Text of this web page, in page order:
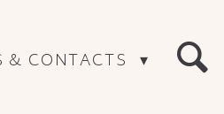
& CONTACTS